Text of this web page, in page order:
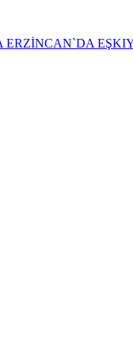
ERZİNCAN`DA